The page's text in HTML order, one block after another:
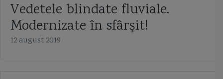
Vedetele blindate fluviale.
Modernizate în sfârşit!
12 august 2019